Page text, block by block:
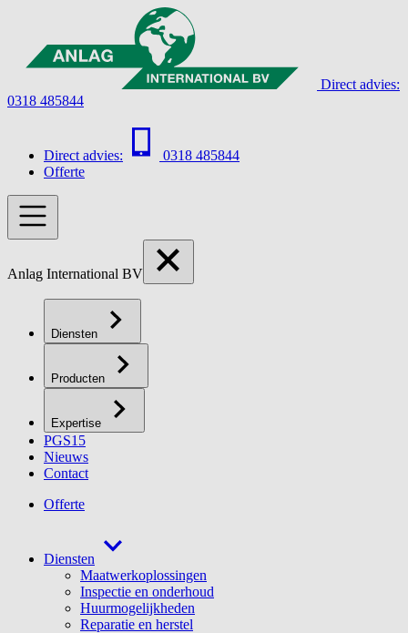
Direct advies:
0318 485844
Direct advies:
0318 485844
Offerte
Anlag International BV
Diensten
Producten
Expertise
PGS15
Nieuws
Contact
Offerte
Diensten
Maatwerkoplossingen
Inspectie en onderhoud
Huurmogelijkheden
Reparatie en herstel